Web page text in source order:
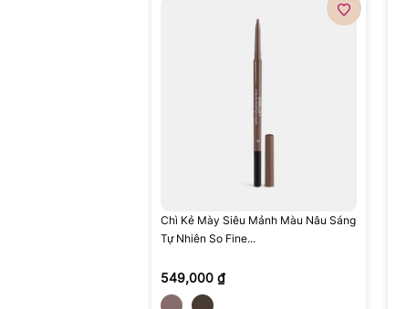
Chì Kẻ Mày Siêu Mảnh Màu Nâu Sáng
Tự Nhiên So Fine...
549,000 ₫